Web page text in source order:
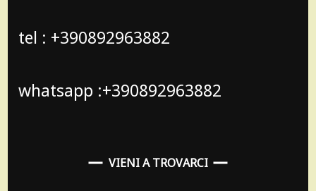
tel : +390892963882
whatsapp :+390892963882
VIENI A TROVARCI